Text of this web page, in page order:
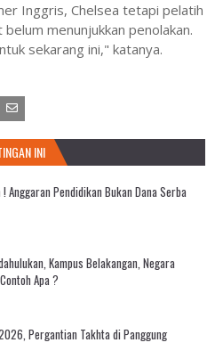
Inggris, Chelsea tetapi pelatih
menunjukkan penolakan.
sekarang ini," katanya.
INI
Anggaran Pendidikan Bukan Dana Serba
Kampus Belakangan, Negara
Apa ?
Pergantian Takhta di Panggung